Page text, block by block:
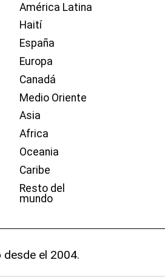
América Latina
Haití
España
Europa
Canadá
Medio Oriente
Asia
Africa
Oceania
Caribe
Resto del
mundo
el 2004.